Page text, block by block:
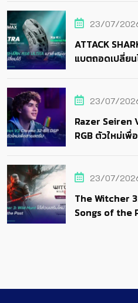
23/07/
ATTACK
แบตถอดเปลี่ย
23/07/
Razer Seiren
RGB ตัวใหม่เ
23/07/
The Witcher
Songs of the